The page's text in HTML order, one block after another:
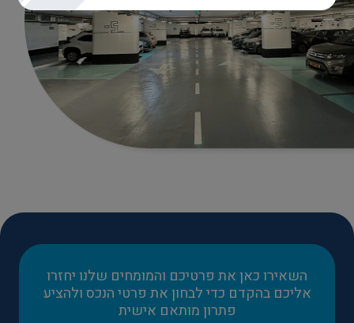
השאירו כאן את פרטיכם והמומחים שלנו יחזרו
אליכם בהקדם כדי לבחון את פרטי הנכס ולהציע
פתרון מותאם אישית